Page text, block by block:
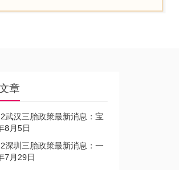
章
武汉三胎政策最新消息：宝
不再罚款
8月5日
深圳三胎政策最新消息：一
户口是否罚款
7月29日